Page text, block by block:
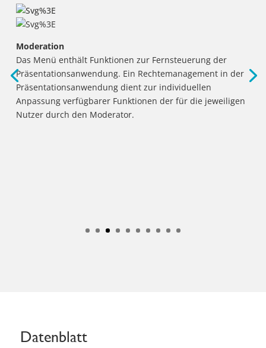
Moderation
Das Menü enthält Funktionen zur Fernsteuerung der
Präsentationsanwendung. Ein Rechtemanagement in der
Präsentationsanwendung dient zur individuellen
Anpassung verfügbarer Funktionen der für die jeweiligen
Nutzer durch den Moderator.
Datenblatt